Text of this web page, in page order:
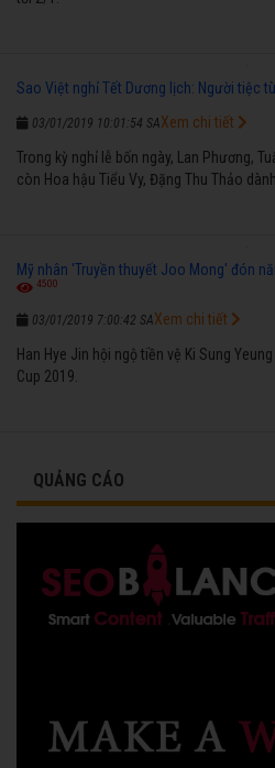
Sao Việt nghỉ Tết Dương lịch: Người tiệc
03/01/2019 10:01:54 SA
Trong kỳ nghỉ lễ bốn ngày, Lan Phương,
còn Hoa hậu Tiểu Vy, Đặng Thu Thảo
Xem chi tiết
Mỹ nhân 'Truyền thuyết Joo Mong' đón
4500
03/01/2019 7:00:42 SA
Han Hye Jin hội ngộ tiền vệ Ki Sung
Cup 2019.
Xem chi tiết
QUẢNG CÁO